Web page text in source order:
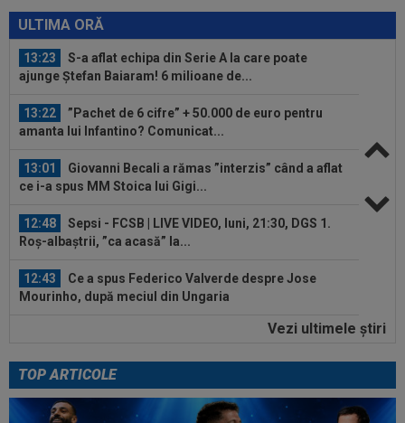
ULTIMA ORĂ
Italiei” propus de Cristi Chivu la...
13:23
S-a aflat echipa din Serie A la care poate
ajunge Ștefan Baiaram! 6 milioane de...
13:22
”Pachet de 6 cifre” + 50.000 de euro pentru
amanta lui Infantino? Comunicat...
13:01
Giovanni Becali a rămas ”interzis” când a aflat
ce i-a spus MM Stoica lui Gigi...
12:48
Sepsi - FCSB | LIVE VIDEO, luni, 21:30, DGS 1.
Roș-albaștrii, ”ca acasă” la...
12:43
Ce a spus Federico Valverde despre Jose
Mourinho, după meciul din Ungaria
OUT! Hansi Flick a anunțat trei plecări de la
12:20 FOTO
Cristiano Ronaldo nu s-a putut abține,
după ce sute de oameni au apărut la...
Vezi ultimele ştiri
TOP ARTICOLE